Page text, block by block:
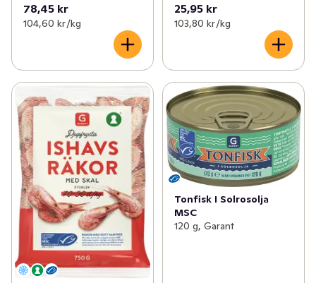
78,45 kr
104,60 kr /kg
25,95 kr
103,80 kr /kg
Tonfisk I Solrosolja
MSC
120 g, Garant